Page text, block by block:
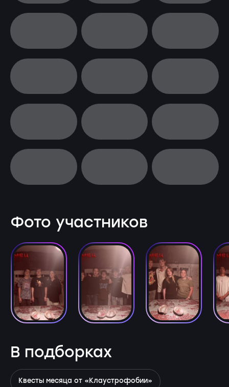
Фото участников
В подборках
Квесты месяца от «Клаустрофобии»